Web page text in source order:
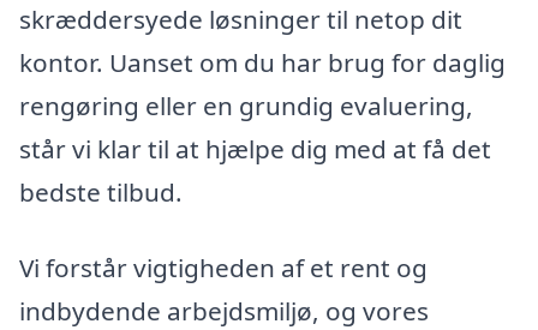
skræddersyede løsninger til netop dit
kontor. Uanset om du har brug for daglig
rengøring eller en grundig evaluering,
står vi klar til at hjælpe dig med at få det
bedste tilbud.
Vi forstår vigtigheden af et rent og
indbydende arbejdsmiljø, og vores